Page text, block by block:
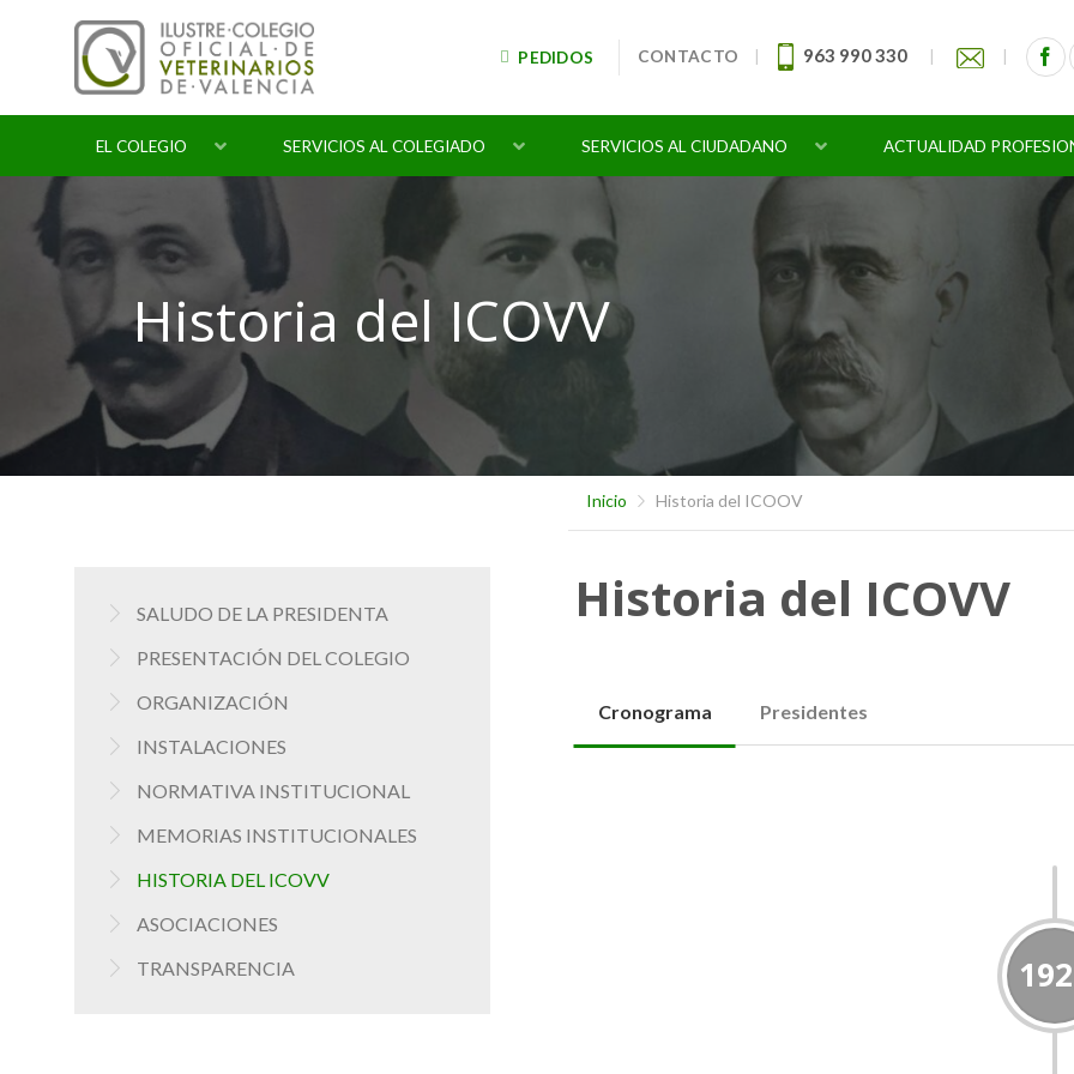
PEDIDOS CONTACTO | 963 990 330 | |
EL COLEGIO SERVICIOS AL COLEGIADO SERVICIOS AL CIUDADANO ACTUALIDAD
Historia del ICOVV
Inicio Historia del ICOOV
SALUDO DE LA PRESIDENTA
PRESENTACIÓN DEL COLEGIO
ORGANIZACIÓN
INSTALACIONES
NORMATIVA INSTITUCIONAL
MEMORIAS INSTITUCIONALES
HISTORIA DEL ICOVV
ASOCIACIONES
TRANSPARENCIA
Historia del ICOVV
Cronograma Presidentes